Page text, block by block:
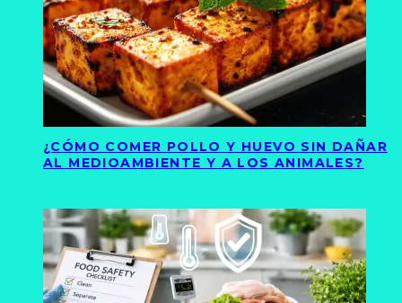
¿CÓMO COMER POLLO Y HUEVO SIN DAÑAR
AL MEDIOAMBIENTE Y A LOS ANIMALES?